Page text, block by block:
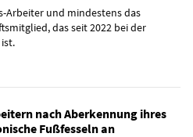
Arbeiter und mindestens das
das seit 2022 bei der
nach Aberkennung ihres
Fußfesseln an